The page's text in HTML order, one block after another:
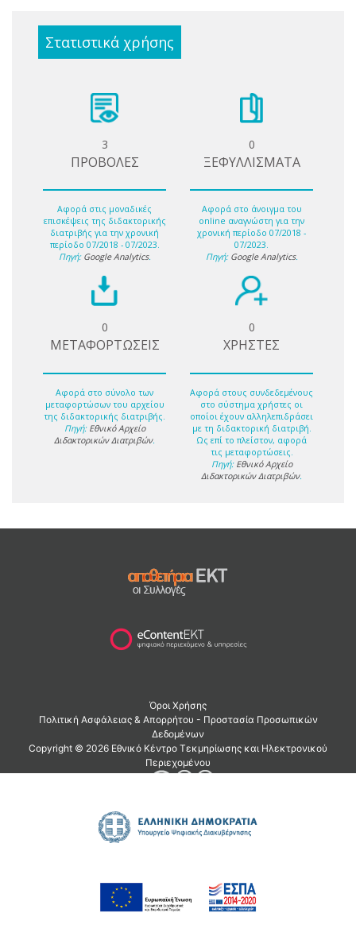
Στατιστικά χρήσης
3
ΠΡΟΒΟΛΕΣ
Αφορά στις μοναδικές
επισκέψεις της διδακτορικής
διατριβής για την χρονική
περίοδο 07/2018 - 07/2023.
Πηγή: Google Analytics.
0
ΞΕΦΥΛΛΙΣΜΑΤΑ
Αφορά στο άνοιγμα του
online αναγνώστη για την
χρονική περίοδο 07/2018 -
07/2023.
Πηγή: Google Analytics.
0
ΜΕΤΑΦΟΡΤΩΣΕΙΣ
Αφορά στο σύνολο των
μεταφορτώσων του αρχείου
της διδακτορικής διατριβής.
Πηγή: Εθνικό Αρχείο
Διδακτορικών Διατριβών.
0
ΧΡΗΣΤΕΣ
Αφορά στους συνδεδεμένους
στο σύστημα χρήστες οι
οποίοι έχουν αλληλεπιδράσει
με τη διδακτορική διατριβή.
Ως επί το πλείστον, αφορά
τις μεταφορτώσεις.
Πηγή: Εθνικό Αρχείο
Διδακτορικών Διατριβών.